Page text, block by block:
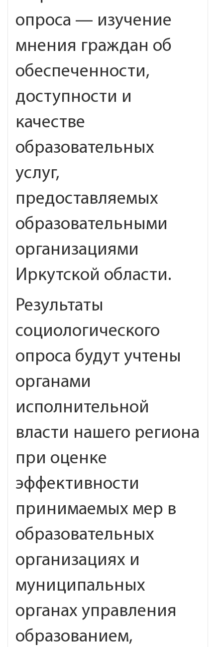
опроса — изучение
мнения граждан об
обеспеченности,
доступности и
качестве
образовательных
услуг,
предоставляемых
образовательными
организациями
Иркутской области.
Результаты
социологического
опроса будут учтены
органами
исполнительной
власти нашего региона
при оценке
эффективности
принимаемых мер в
образовательных
организациях и
муниципальных
органах управления
образованием,